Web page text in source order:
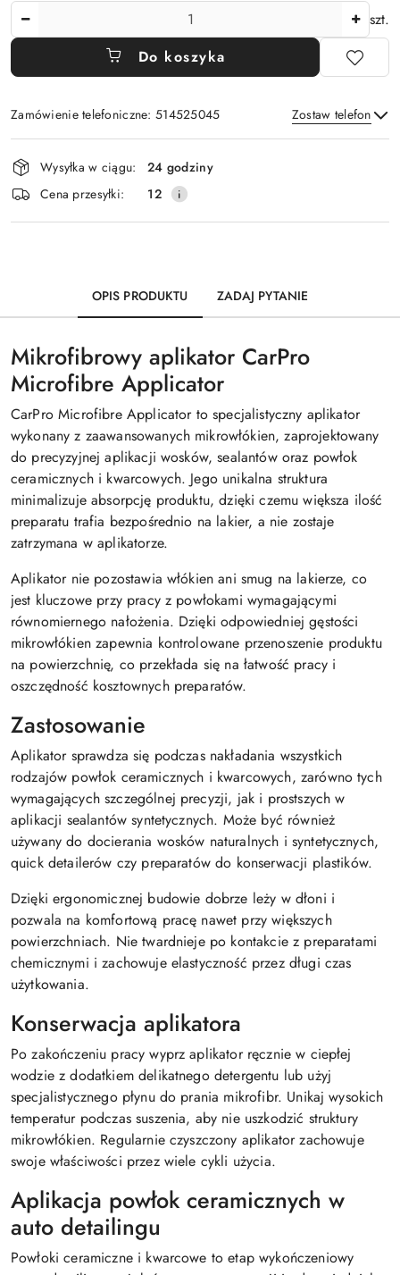
szt.
Do koszyka
Zamówienie telefoniczne: 514525045 Zostaw telefon
Wyślij
Dostępność
i
dostawa
Wysyłka w ciągu:
24 godziny
Cena przesyłki:
12
OPIS PRODUKTU ZADAJ PYTANIE
Mikrofibrowy aplikator CarPro
Microfibre Applicator
CarPro Microfibre Applicator to specjalistyczny aplikator
wykonany z zaawansowanych mikrowłókien, zaprojektowany
do precyzyjnej aplikacji wosków, sealantów oraz powłok
ceramicznych i kwarcowych. Jego unikalna struktura
minimalizuje absorpcję produktu, dzięki czemu większa ilość
preparatu trafia bezpośrednio na lakier, a nie zostaje
zatrzymana w aplikatorze.
Aplikator nie pozostawia włókien ani smug na lakierze, co
jest kluczowe przy pracy z powłokami wymagającymi
równomiernego nałożenia. Dzięki odpowiedniej gęstości
mikrowłókien zapewnia kontrolowane przenoszenie produktu
na powierzchnię, co przekłada się na łatwość pracy i
oszczędność kosztownych preparatów.
Zastosowanie
Aplikator sprawdza się podczas nakładania wszystkich
rodzajów powłok ceramicznych i kwarcowych, zarówno tych
wymagających szczególnej precyzji, jak i prostszych w
aplikacji sealantów syntetycznych. Może być również
używany do docierania wosków naturalnych i syntetycznych,
quick detailerów czy preparatów do konserwacji plastików.
Dzięki ergonomicznej budowie dobrze leży w dłoni i
pozwala na komfortową pracę nawet przy większych
powierzchniach. Nie twardnieje po kontakcie z preparatami
chemicznymi i zachowuje elastyczność przez długi czas
użytkowania.
Konserwacja aplikatora
Po zakończeniu pracy wyprz aplikator ręcznie w ciepłej
wodzie z dodatkiem delikatnego detergentu lub użyj
specjalistycznego płynu do prania mikrofibr. Unikaj wysokich
temperatur podczas suszenia, aby nie uszkodzić struktury
mikrowłókien. Regularnie czyszczony aplikator zachowuje
swoje właściwości przez wiele cykli użycia.
Aplikacja powłok ceramicznych w
auto detailingu
Powłoki ceramiczne i kwarcowe to etap wykończeniowy